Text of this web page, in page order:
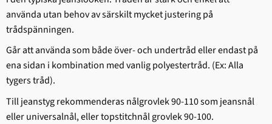
använda utan behov av särskilt mycket justering på
trådspänningen.
Går att använda som både över- och undertråd eller endast på
ena sidan i kombination med vanlig polyestertråd. (Ex: Alla
tygers tråd).
Till jeanstyg rekommenderas nålgrovlek 90-110 som jeansnål
eller universalnål, eller topstitchnål grovlek 90-100.